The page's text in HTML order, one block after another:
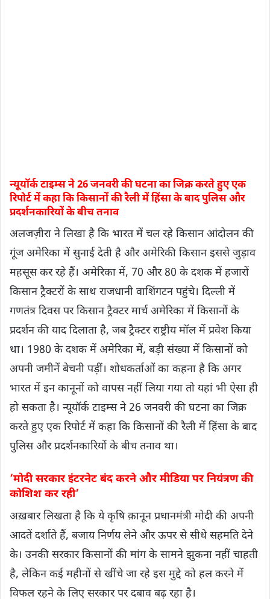
न्यूयॉर्क टाइम्स ने 26 जनवरी की घटना का जिक्र करते हुए एक
रिपोर्ट में कहा कि किसानों की रैली में हिंसा के बाद पुलिस और
प्रदर्शनकारियों के बीच तनाव
अलजज़ीरा ने लिखा है कि भारत में चल रहे किसान आंदोलन की
गूंज अमेरिका में सुनाई देती है और अमेरिकी किसान इससे जुड़ाव
महसूस कर रहे हैं। अमेरिका में, 70 और 80 के दशक में हजारों
किसान ट्रैक्टरों के साथ राजधानी वाशिंगटन पहुंचे। दिल्ली में
गणतंत्र दिवस पर किसान ट्रैक्टर मार्च अमेरिका में किसानों के
प्रदर्शन की याद दिलाता है, जब ट्रैक्टर राष्ट्रीय मॉल में प्रवेश किया
था। 1980 के दशक में अमेरिका में, बड़ी संख्या में किसानों को
अपनी जमीनें बेचनी पड़ीं। शोधकर्ताओं का कहना है कि अगर
भारत में इन कानूनों को वापस नहीं लिया गया तो यहां भी ऐसा ही
हो सकता है। न्यूयॉर्क टाइम्स ने 26 जनवरी की घटना का जिक्र
करते हुए एक रिपोर्ट में कहा कि किसानों की रैली में हिंसा के बाद
पुलिस और प्रदर्शनकारियों के बीच तनाव था।
‘मोदी सरकार इंटरनेट बंद करने और मीडिया पर नियंत्रण की
कोशिश कर रही’
अख़बार लिखता है कि ये कृषि क़ानून प्रधानमंत्री मोदी की अपनी
आदतें दर्शाते हैं, बजाय निर्णय लेने और ऊपर से सीधे सहमति देने
के। उनकी सरकार किसानों की मांग के सामने झुकना नहीं चाहती
है, लेकिन कई महीनों से खींचे जा रहे इस मुद्दे को हल करने में
विफल रहने के लिए सरकार पर दबाव बढ़ रहा है।